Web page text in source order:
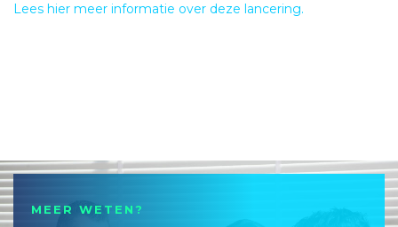
Lees hier meer informatie over deze lancering.
MEER WETEN?